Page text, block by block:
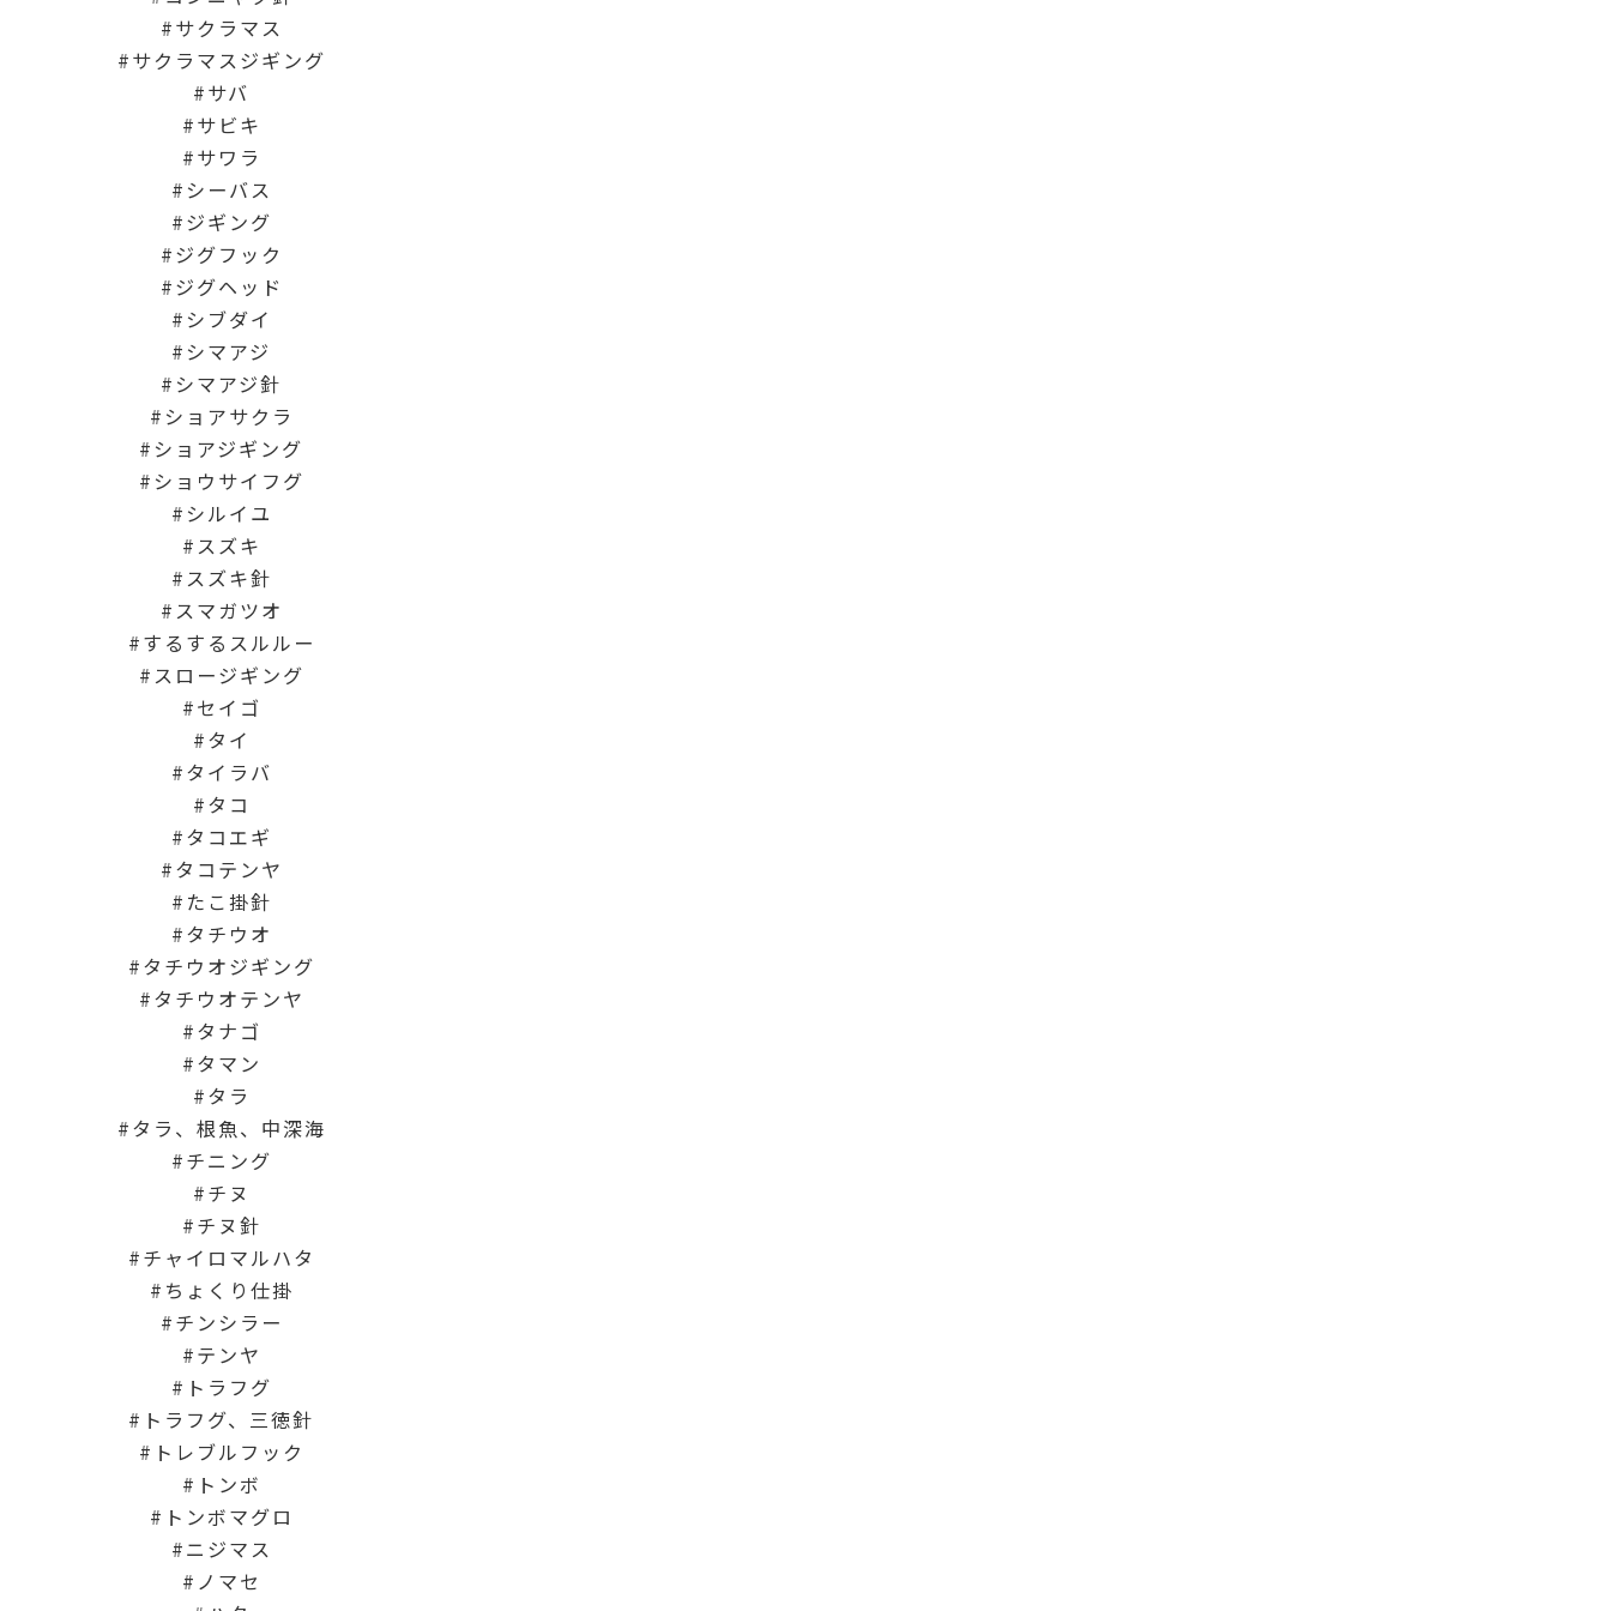
サクラマス
サクラマスジギング
サバ
サビキ
サワラ
シーバス
ジギング
ジグフック
ジグヘッド
シブダイ
シマアジ
シマアジ針
ショアサクラ
ショアジギング
ショウサイフグ
シルイユ
スズキ
スズキ針
スマガツオ
するするスルルー
スロージギング
セイゴ
タイ
タイラバ
タコ
タコエギ
タコテンヤ
たこ掛針
タチウオ
タチウオジギング
タチウオテンヤ
タナゴ
タマン
タラ
タラ、根魚、中深海
チニング
チヌ
チヌ針
チャイロマルハタ
ちょくり仕掛
チンシラー
テンヤ
トラフグ
トラフグ、三徳針
トレブルフック
トンボ
トンボマグロ
ニジマス
ノマセ